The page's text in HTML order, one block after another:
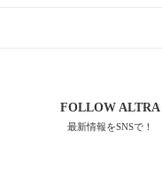
FOLLOWALTRA
最新情報をSNSで！